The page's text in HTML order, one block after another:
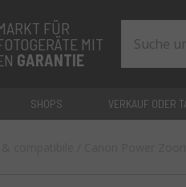
FÜR
MIT
GARANTIE
SHOPS VERKAUF ODER